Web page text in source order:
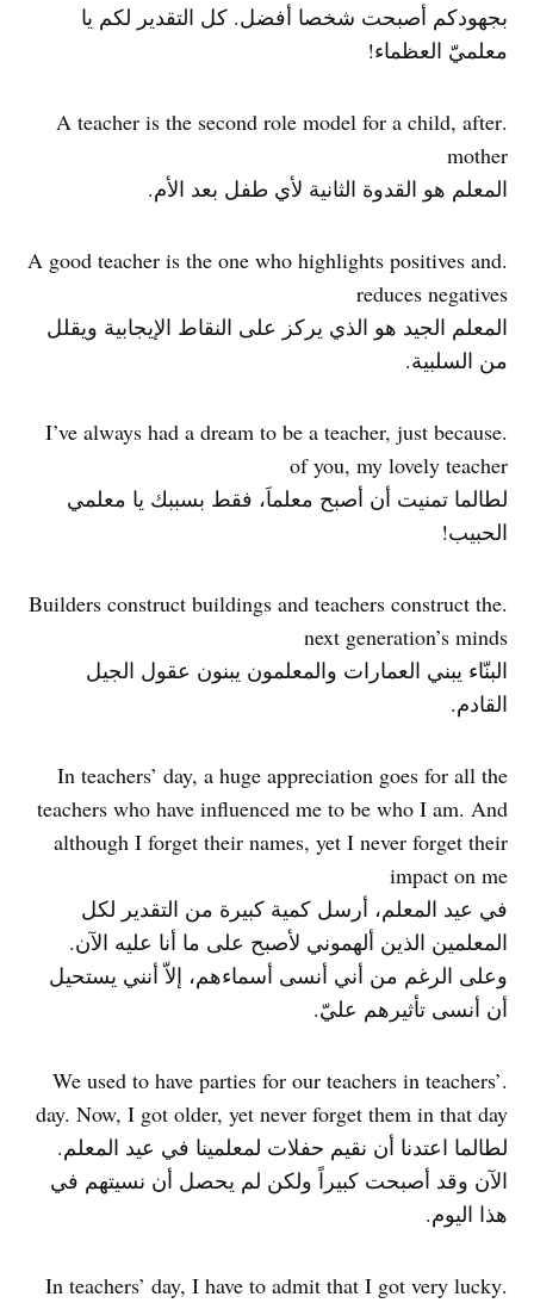
بجهودكم أصبحت شخصا أفضل. كل التقدير لكم يا
معلميّ العظماء!
.A teacher is the second role model for a child, after
mother
المعلم هو القدوة الثانية لأي طفل بعد الأم.
.A good teacher is the one who highlights positives and
reduces negatives
المعلم الجيد هو الذي يركز على النقاط الإيجابية ويقلل
من السلبية.
.I’ve always had a dream to be a teacher, just because
of you, my lovely teacher
لطالما تمنيت أن أصبح معلماَ، فقط بسببك يا معلمي
الحبيب!
.Builders construct buildings and teachers construct the
next generation’s minds
البنّاء يبني العمارات والمعلمون يبنون عقول الجيل
القادم.
In teachers’ day, a huge appreciation goes for all the
teachers who have influenced me to be who I am. And
although I forget their names, yet I never forget their
impact on me
في عيد المعلم، أرسل كمية كبيرة من التقدير لكل
المعلمين الذين ألهموني لأصبح على ما أنا عليه الآن.
وعلى الرغم من أني أنسى أسماءهم، إلاّ أنني يستحيل
أن أنسى تأثيرهم عليّ.
.We used to have parties for our teachers in teachers’
day. Now, I got older, yet never forget them in that day
لطالما اعتدنا أن نقيم حفلات لمعلمينا في عيد المعلم.
الآن وقد أصبحت كبيراً ولكن لم يحصل أن نسيتهم في
هذا اليوم.
.In teachers’ day, I have to admit that I got very lucky